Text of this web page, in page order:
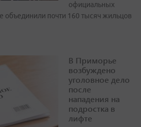
официальных
объединили почти 160 тысяч жильцов
В Приморье
возбуждено
уголовное дело
после
нападения на
подростка в
лифте